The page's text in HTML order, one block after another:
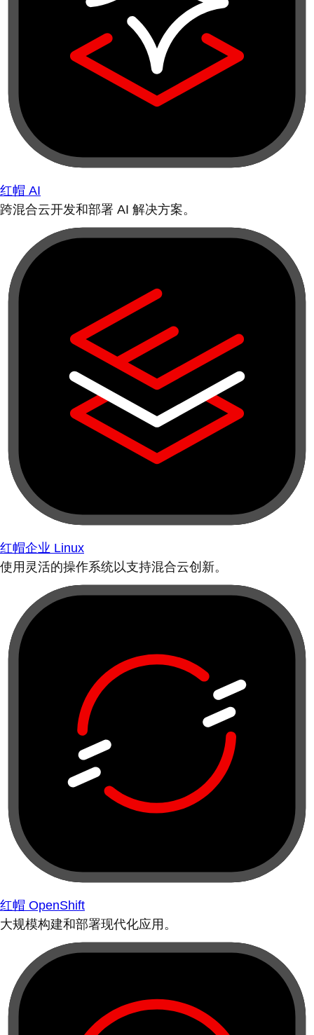
红帽 AI
跨混合云开发和部署 AI 解决方案。
红帽企业 Linux
使用灵活的操作系统以支持混合云创新。
红帽 OpenShift
大规模构建和部署现代化应用。